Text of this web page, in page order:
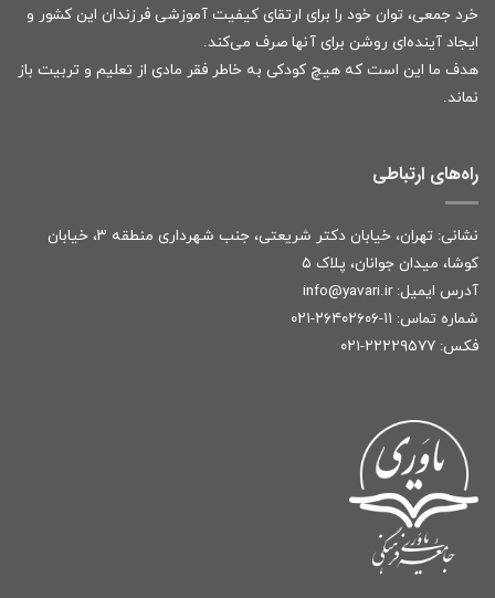
خرد جمعی، توان خود را برای ارتقای کیفیت آموزشی فرزندان این کشور و
ایجاد آینده‌ای روشن برای آنها صرف می‌کند.
هدف ما این است که هیچ کودکی به خاطر فقر مادی از تعلیم و تربیت باز
نماند.
راه‌های ارتباطی
نشانی: تهران، خیابان دکتر شریعتی، جنب شهرداری منطقه ۳، خیابان
کوشا، میدان جوانان، پلاک ۵
آدرس ایمیل: info@yavari.ir
شماره تماس: ۱۱-۲۶۴۰۲۶۰۶-۰۲۱
فکس: ۲۲۲۲۹۵۷۷-۰۲۱